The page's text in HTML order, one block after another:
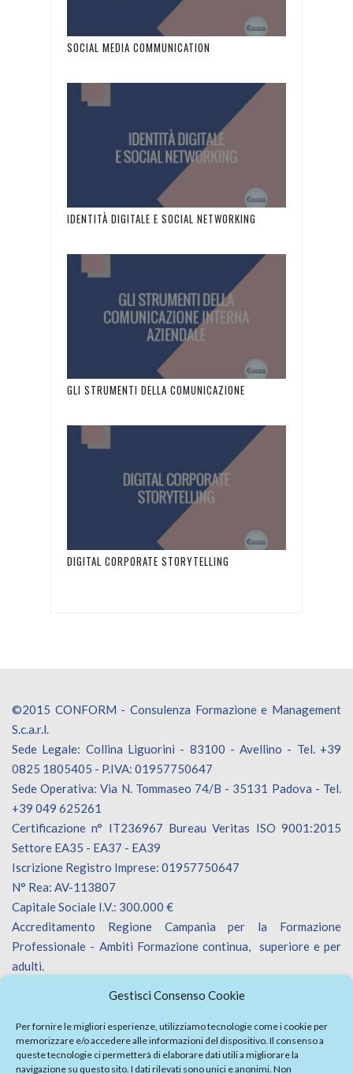
Gestisci Consenso Cookie
Per fornire le migliori esperienze, utilizziamo tecnologie come i cookie per
memorizzare e/o accedere alle informazioni del dispositivo. Il consenso a
queste tecnologie ci permetterà di elaborare dati utili a migliorare la
navigazione su questo sito. I dati rilevati sono unici e anonimi. Non
SOCIAL MEDIA COMMUNICATION
IDENTITÀ DIGITALE E SOCIAL NETWORKING
GLI STRUMENTI DELLA COMUNICAZIONE
DIGITAL CORPORATE STORYTELLING
©2015 CONFORM - Consulenza Formazione e Management
S.c.a.r.l.
Sede Legale: Collina Liguorini - 83100 - Avellino - Tel. +39
0825 1805405 - P.IVA: 01957750647
Sede Operativa: Via N. Tommaseo 74/B - 35131 Padova - Tel.
+39 049 625261
Certificazione n° IT236967 Bureau Veritas ISO 9001:2015
Settore EA35 - EA37 - EA39
Iscrizione Registro Imprese: 01957750647
N° Rea: AV-113807
Capitale Sociale I.V.: 300.000 €
Accreditamento Regione Campania per la Formazione
Professionale - Ambiti Formazione continua, superiore e per
adulti.
Iscrizione Catalogo Fornitori Innoveneto.